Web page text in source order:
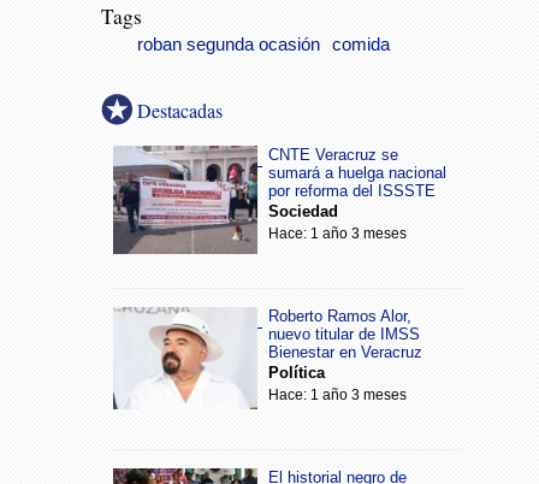
Tags
roban segunda ocasión comida
Destacadas
CNTE Veracruz se
sumará a huelga nacional
por reforma del ISSSTE
Sociedad
Hace: 1 año 3 meses
Roberto Ramos Alor,
nuevo titular de IMSS
Bienestar en Veracruz
Política
Hace: 1 año 3 meses
El historial negro de